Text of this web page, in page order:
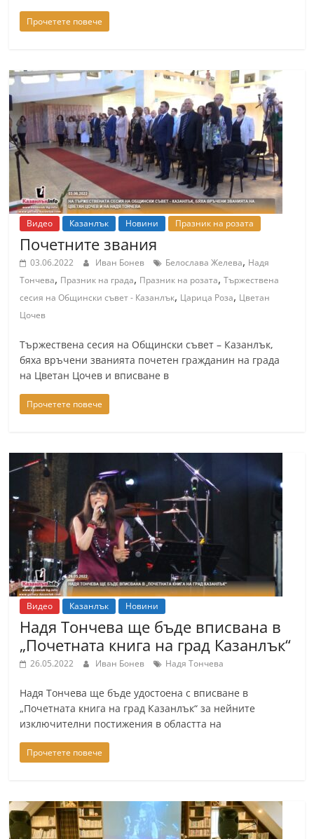
Прочетете повече
Видео Казанлък Новини Празник на розата
Почетните звания
03.06.2022 Иван Бонев Белослава Желева, Надя
Тончева, Празник на града, Празник на розата,Тържествена
сесия на Общински съвет - Казанлък, Царица Роза, Цветан
Цочев
Тържествена сесия на Общински съвет – Казанлък,
бяха връчени званията почетен гражданин на града
на Цветан Цочев и вписване в
Прочетете повече
Видео Казанлък Новини
Надя Тончева ще бъде вписвана в
„Почетната книга на град Казанлък“
26.05.2022 Иван Бонев Надя Тончева
Надя Тончева ще бъде удостоена с вписване в
„Почетната книга на град Казанлък“ за нейните
изключителни постижения в областта на
Прочетете повече